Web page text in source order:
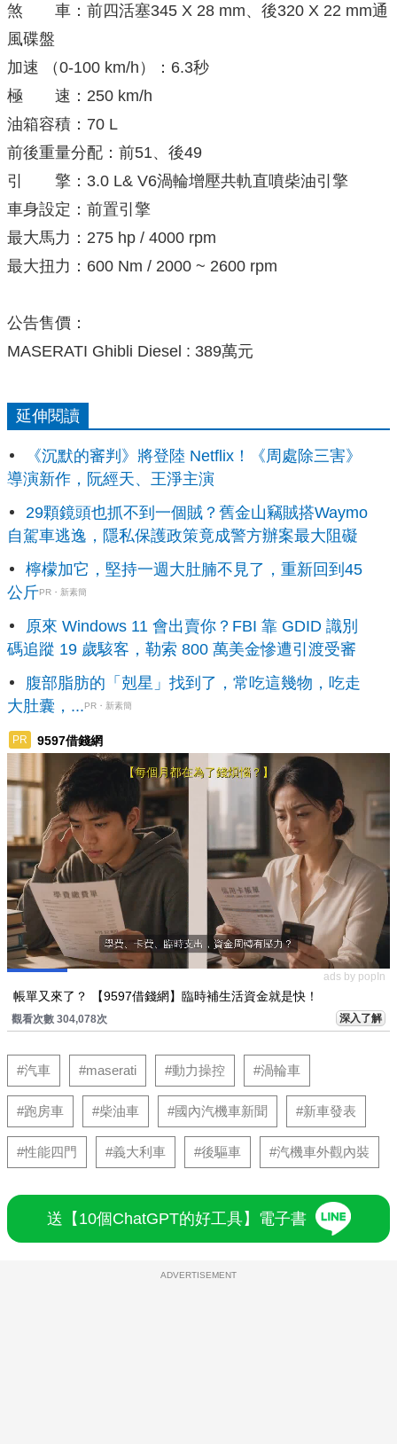
煞 車：前四活塞345 X 28 mm、後320 X 22 mm通
風碟盤
加速 （0-100 km/h）：6.3秒
極 速：250 km/h
油箱容積：70 L
前後重量分配：前51、後49
引 擎：3.0 L& V6渦輪增壓共軌直噴柴油引擎
車身設定：前置引擎
最大馬力：275 hp / 4000 rpm
最大扭力：600 Nm / 2000 ~ 2600 rpm
公告售價：
MASERATI Ghibli Diesel : 389萬元
延伸閱讀
《沉默的審判》將登陸 Netflix！《周處除三害》
導演新作，阮經天、王淨主演
29顆鏡頭也抓不到一個賊？舊金山竊賊搭Waymo
自駕車逃逸，隱私保護政策竟成警方辦案最大阻礙
檸檬加它，堅持一週大肚腩不見了，重新回到45
公斤PR・新素簡
原來 Windows 11 會出賣你？FBI 靠 GDID 識別
碼追蹤 19 歲駭客，勒索 800 萬美金慘遭引渡受審
腹部脂肪的「剋星」找到了，常吃這幾物，吃走
大肚囊，...PR・新素簡
PR 9597借錢網
ads by popIn
帳單又來了？ 【9597借錢網】臨時補生活資金就是快！
觀看次數 304,078次 深入了解
#汽車 #maserati #動力操控 #渦輪車
#跑房車 #柴油車 #國內汽機車新聞 #新車發表
#性能四門 #義大利車 #後驅車 #汽機車外觀內裝
送【10個ChatGPT的好工具】電子書
ADVERTISEMENT